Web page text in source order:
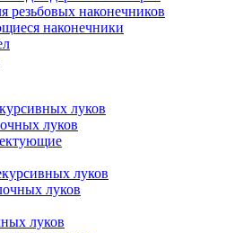
резьбовых наконечников
наконечники
луков
луков
луков
луков
луков